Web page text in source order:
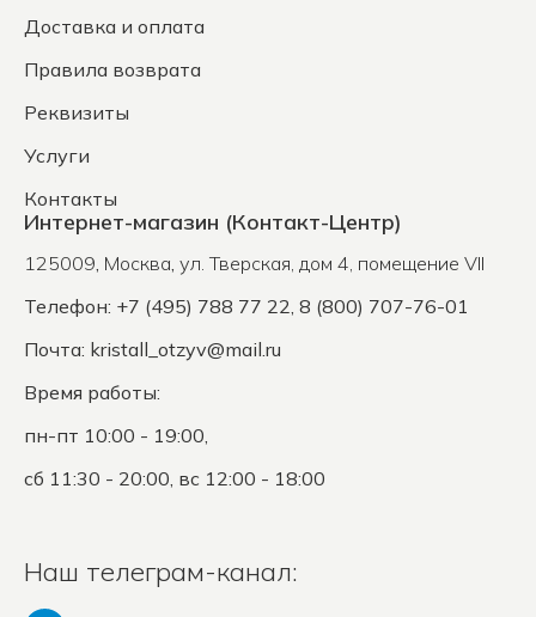
Доставка и оплата
Правила возврата
Реквизиты
Услуги
Контакты
Интернет-магазин (Контакт-Центр)
125009, Москва, ул. Тверская, дом 4, помещение VII
Телефон: +7 (495) 788 77 22, 8 (800) 707-76-01
Почта: kristall_otzyv@mail.ru
Время работы:
пн-пт 10:00 - 19:00,
сб 11:30 - 20:00, вс 12:00 - 18:00
Наш телеграм-канал: